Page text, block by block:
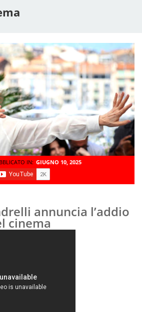
IN: GIUGNO 10, 2025
annuncia l’addio
cinema